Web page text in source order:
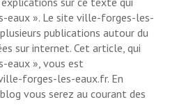
eaux ». Le site ville-forges-les-
publications autour du
sur internet. Cet article, qui
eaux », vous est
forges-les-eaux.fr. En
vous serez au courant des